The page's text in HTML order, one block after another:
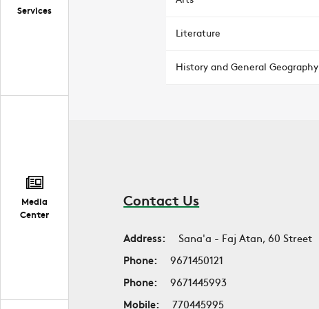
Services
Media
Center
Literature
History and General Geography
Contact Us
Address:
Sana'a - Faj Atan, 60 Street
Phone:
9671450121
Phone:
9671445993
Mobile:
770445995